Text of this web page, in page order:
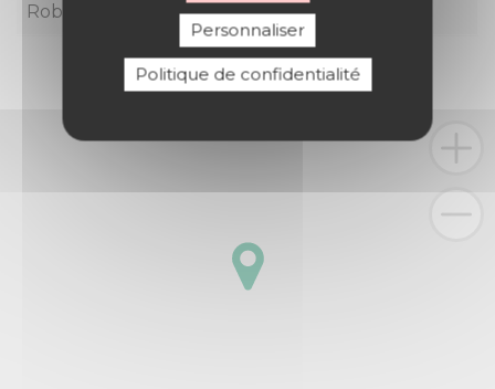
Robert Edith 06 81 10 33 11
Personnaliser
Politique de confidentialité